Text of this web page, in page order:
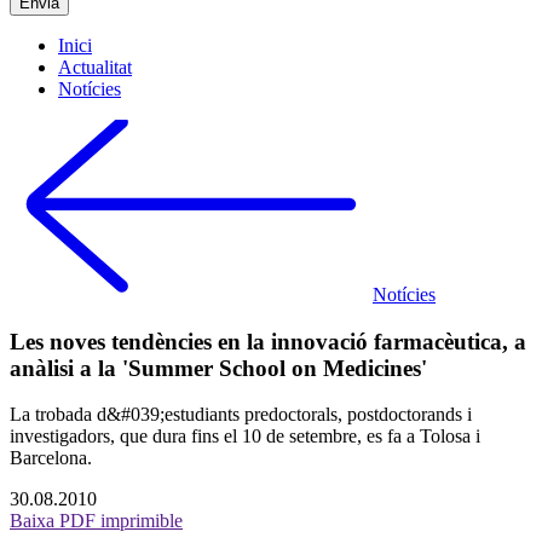
Inici
Actualitat
Notícies
Notícies
Les noves tendències en la innovació farmacèutica, a
anàlisi a la 'Summer School on Medicines'
La trobada d&#039;estudiants predoctorals, postdoctorands i
investigadors, que dura fins el 10 de setembre, es fa a Tolosa i
Barcelona.
30.08.2010
Baixa PDF imprimible